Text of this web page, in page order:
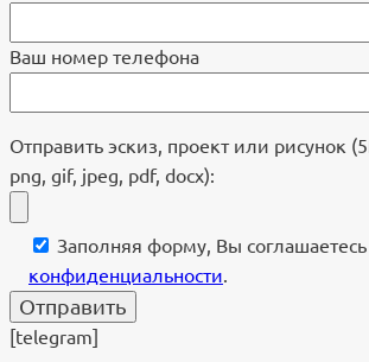
Ваш номер телефона
Отправить эскиз, проект или рисунок
png, gif, jpeg, pdf, docx):
Заполняя форму, Вы соглашаетесь
конфиденциальности.
[telegram]